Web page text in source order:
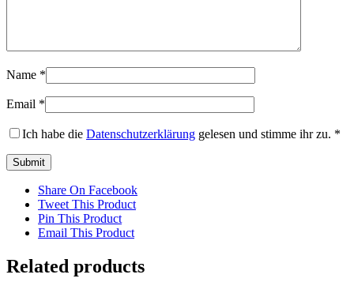
Name *
Email *
Ich habe die Datenschutzerklärung gelesen und stimme ihr zu. *
Share On Facebook
Tweet This Product
Pin This Product
Email This Product
Related products